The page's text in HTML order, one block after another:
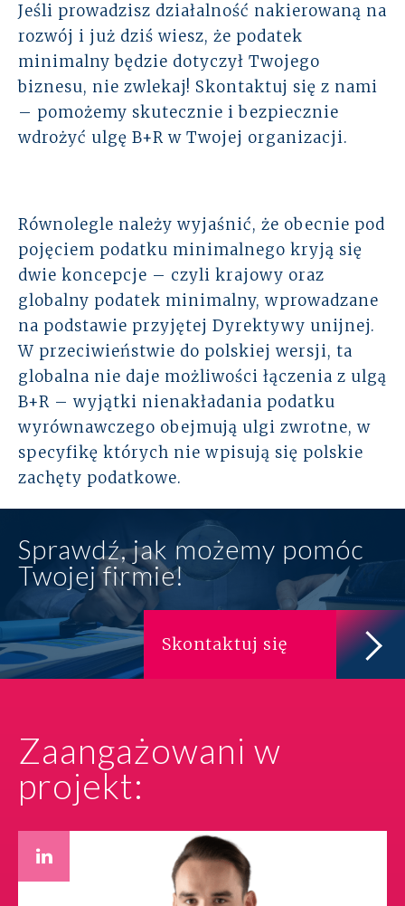
Jeśli prowadzisz działalność nakierowaną na
rozwój i już dziś wiesz, że podatek
minimalny będzie dotyczył Twojego
biznesu, nie zwlekaj! Skontaktuj się z nami
– pomożemy skutecznie i bezpiecznie
wdrożyć ulgę B+R w Twojej organizacji.
Równolegle należy wyjaśnić, że obecnie pod
pojęciem podatku minimalnego kryją się
dwie koncepcje – czyli krajowy oraz
globalny podatek minimalny, wprowadzane
na podstawie przyjętej Dyrektywy unijnej.
W przeciwieństwie do polskiej wersji, ta
globalna nie daje możliwości łączenia z ulgą
B+R – wyjątki nienakładania podatku
wyrównawczego obejmują ulgi zwrotne, w
specyfikę których nie wpisują się polskie
zachęty podatkowe.
Sprawdź, jak możemy pomóc
Twojej firmie!
Skontaktuj się
Zaangażowani w
projekt: